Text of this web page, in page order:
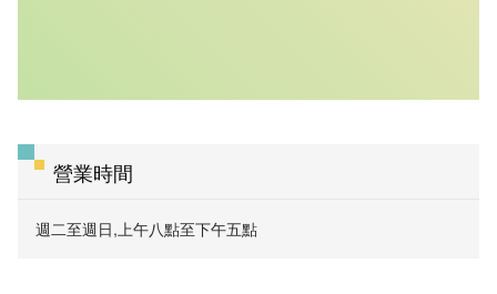
營業時間
週二至週日,上午八點至下午五點